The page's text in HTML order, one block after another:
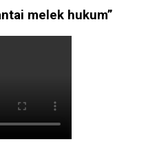
melek hukum”